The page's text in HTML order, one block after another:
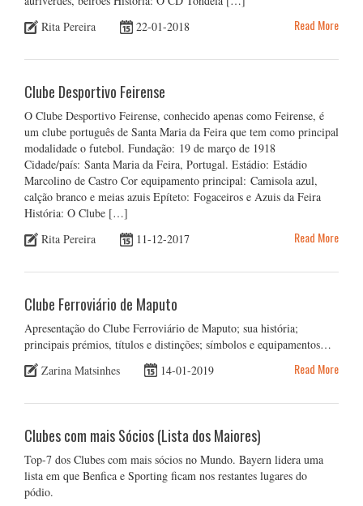
Rita Pereira
22-01-2018 Read More
Clube Desportivo Feirense
O Clube Desportivo Feirense, conhecido apenas como Feirense, é
um clube português de Santa Maria da Feira que tem como principal
modalidade o futebol. Fundação: 19 de março de 1918
Cidade/país: Santa Maria da Feira, Portugal. Estádio: Estádio
Marcolino de Castro Cor equipamento principal: Camisola azul,
calção branco e meias azuis Epíteto: Fogaceiros e Azuis da Feira
História: O Clube […]
Rita Pereira
11-12-2017 Read More
Clube Ferroviário de Maputo
Apresentação do Clube Ferroviário de Maputo; sua história;
principais prémios, títulos e distinções; símbolos e equipamentos…
Zarina Matsinhes
14-01-2019 Read More
Clubes com mais Sócios (Lista dos Maiores)
Top-7 dos Clubes com mais sócios no Mundo. Bayern lidera uma
lista em que Benfica e Sporting ficam nos restantes lugares do
pódio.